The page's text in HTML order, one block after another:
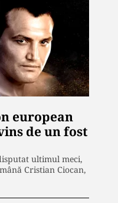
european
de un fost
ultimul meci,
Cristian Ciocan,